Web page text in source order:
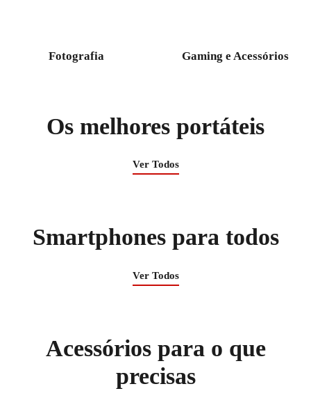
Fotografia Gaming e Acessórios
Os melhores portáteis
Ver Todos
Smartphones para todos
Ver Todos
Acessórios para o que
precisas